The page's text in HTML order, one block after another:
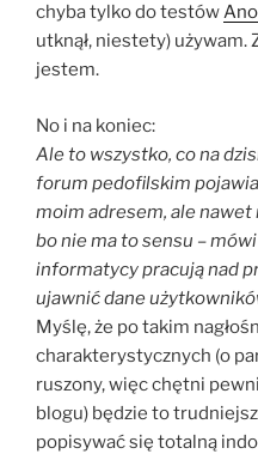
chyba tylko do testów
utknął, niestety) używam.
jestem.
No i na koniec:
Ale to wszystko, co na
forum pedofilskim
moim adresem, ale nawet
bo nie ma to sensu –
informatycy pracują nad
ujawnić dane
Myślę, że po takim
charakterystycznych (o
ruszony, więc chętni
blogu) będzie to
popisywać się totalną